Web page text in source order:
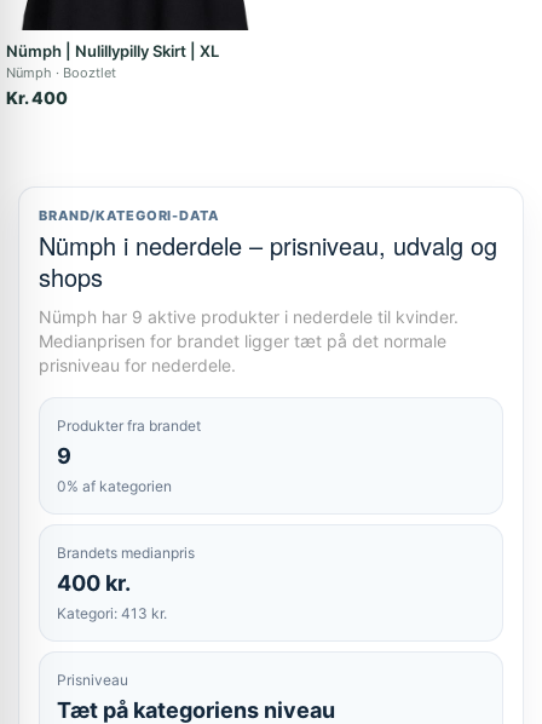
Nümph | Nulillypilly Skirt | XL
Nümph Booztlet
Kr. 400
BRAND/KATEGORI-DATA
Nümph i nederdele – prisniveau, udvalg og
shops
Nümph har 9 aktive produkter i nederdele til kvinder.
Medianprisen for brandet ligger tæt på det normale
prisniveau for nederdele.
Produkter fra brandet
9
0% af kategorien
Brandets medianpris
400 kr.
Kategori: 413 kr.
Prisniveau
Tæt på kategoriens niveau